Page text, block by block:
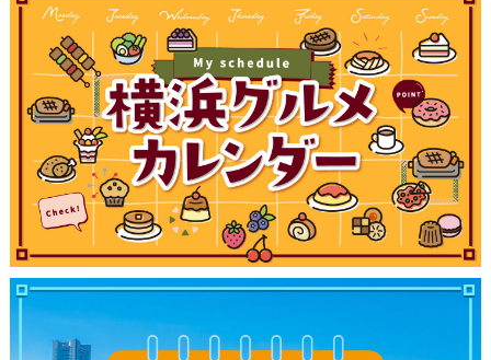
観光ガイド
ランキング